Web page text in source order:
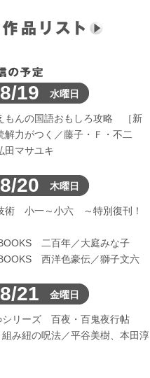
8/19 水曜日
もんの国語おもしろ攻略 ［新
解力がつく／藤子・Ｆ・不二
田マサユキ
8/20 木曜日
術 小一～小六 ～特別復刊！
二百年／大庭みな子
西洋色豪伝／獅子文六
8/21 金曜日
リーズ 百夜・百鬼夜行帖
み紐の呪法／平谷美樹、本田淳